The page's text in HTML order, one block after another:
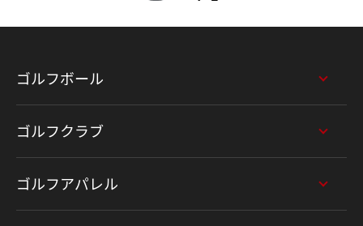
ゴルフボール
ゴルフクラブ
ゴルフアパレル